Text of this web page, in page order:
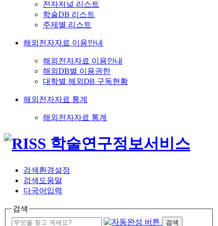
전자저널 리스트
학술DB 리스트
주제별 리스트
해외전자자료 이용안내
해외전자자료 이용안내
해외DB별 이용권한
대학별 해외DB 구독현황
해외전자자료 통계
해외전자자료 통계
검색환경설정
검색도움말
다국어입력
검색
검색